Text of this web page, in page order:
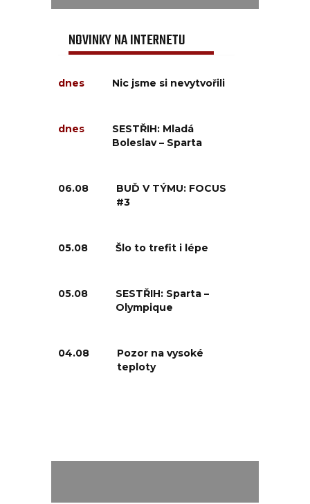
NOVINKY NA INTERNETU
dnes Nic jsme si nevytvořili
dnes
SESTŘIH: Mladá
Boleslav – Sparta
06.08
BUĎ V TÝMU: FOCUS
#3
05.08 Šlo to trefit i lépe
05.08
SESTŘIH: Sparta –
Olympique
04.08
Pozor na vysoké
teploty